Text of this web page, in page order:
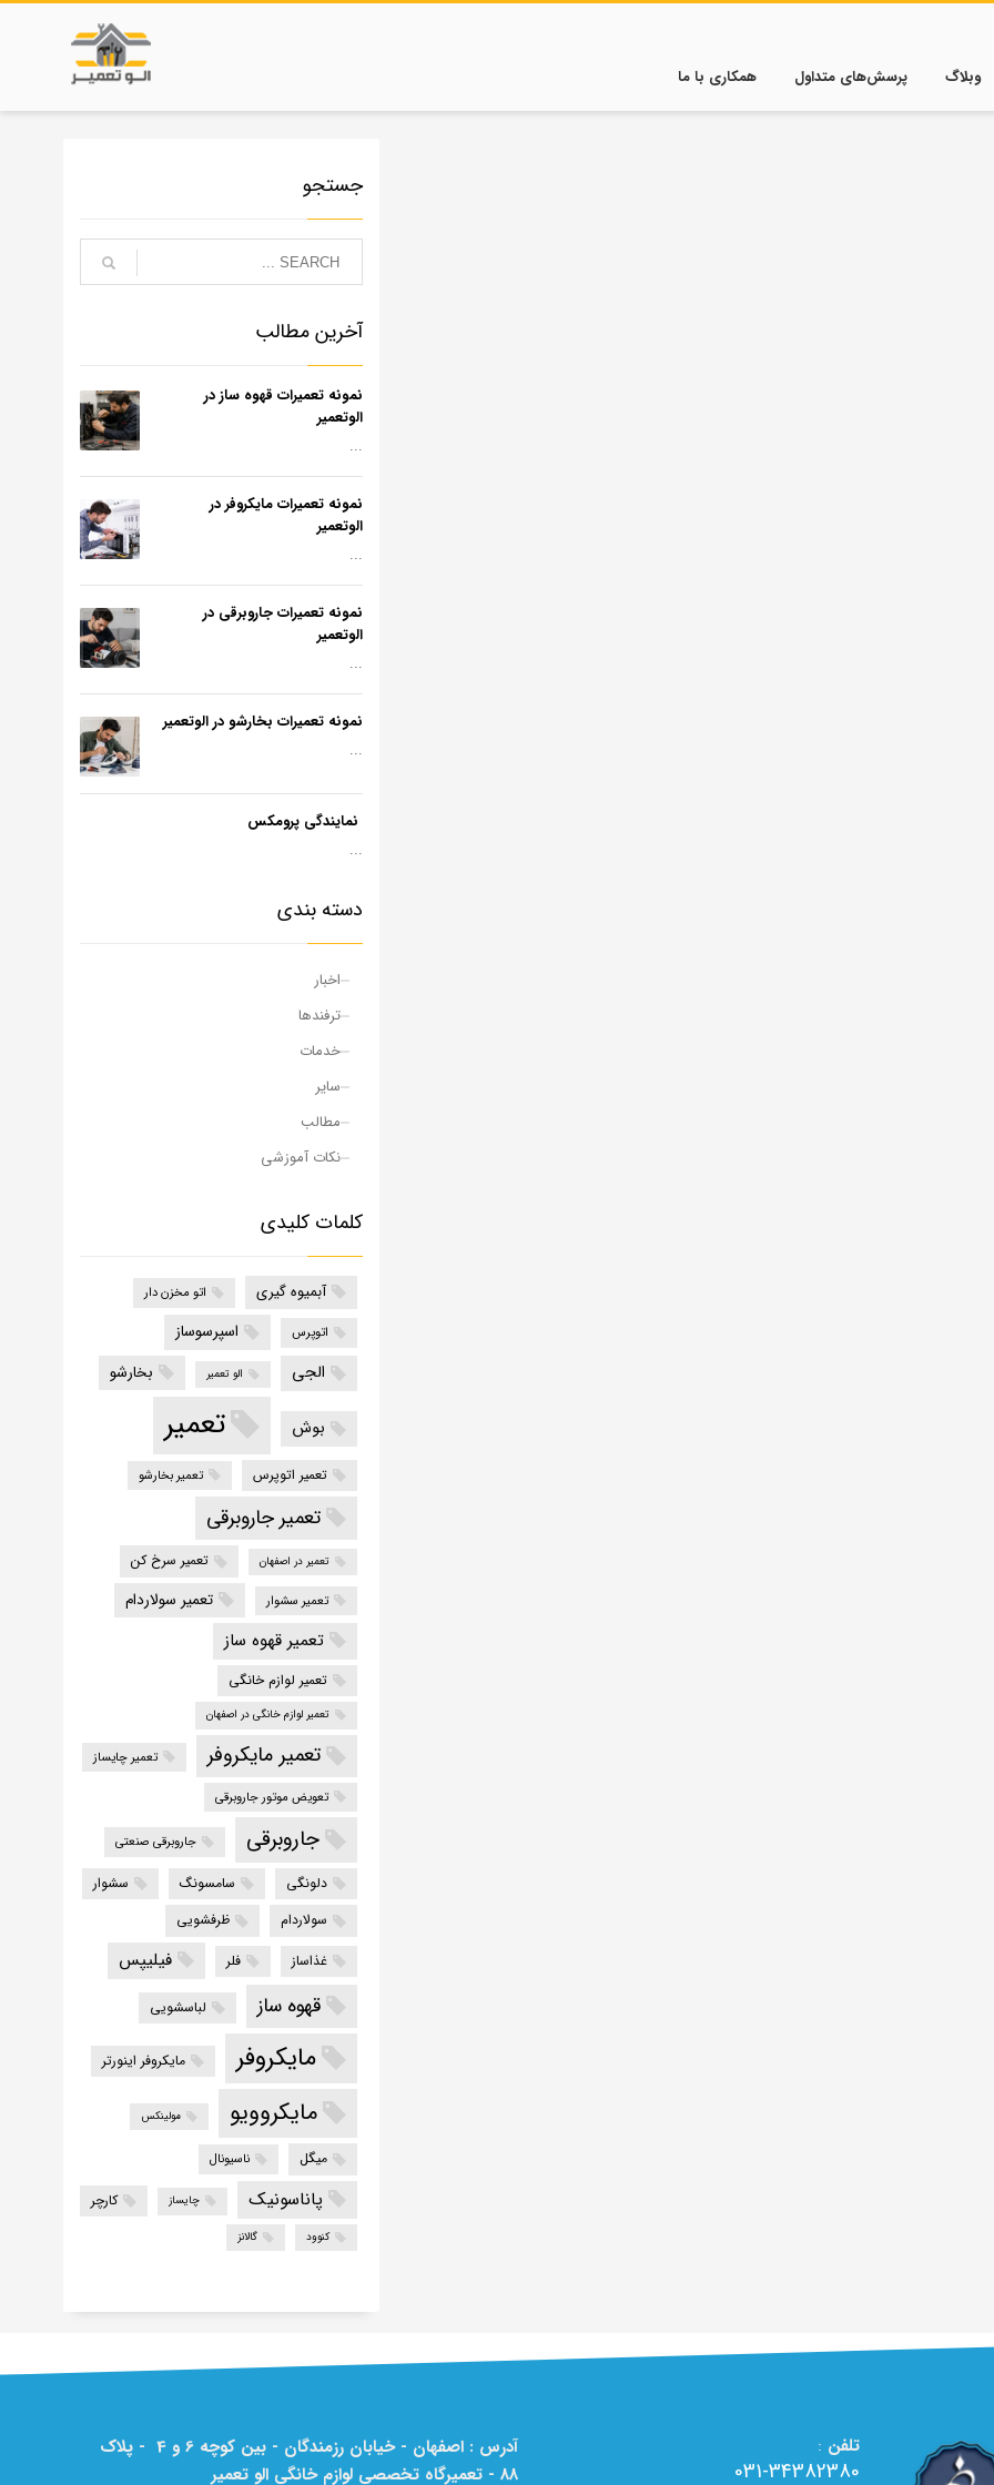
وبلاگ پرسش‌های متداول همکاری با ما
جستجو
آخرین مطالب
نمونه تعمیرات قهوه ساز در
الوتعمیر
...
نمونه تعمیرات مایکروفر در
الوتعمیر
...
نمونه تعمیرات جاروبرقی در
الوتعمیر
...
نمونه تعمیرات بخارشو در الوتعمیر
...
نمایندگی پرومکس
...
دسته بندی
اخبار
ترفندها
خدمات
سایر
مطالب
نکات آموزشی
کلمات کلیدی
آبمیوه گیری اتو مخزن دار
اتوپرس اسپرسوساز
الجی الو تعمیر بخارشو
بوش تعمیر
تعمیر اتوپرس تعمیر بخارشو
تعمیر جاروبرقی
تعمیر در اصفهان تعمیر سرخ کن
تعمیر سشوار تعمیر سولاردام
تعمیر قهوه ساز
تعمیر لوازم خانگی
تعمیر لوازم خانگی در اصفهان
تعمیر مایکروفر
تعمیر چایساز
تعویض موتور جاروبرقی
جاروبرقی جاروبرقی صنعتی
دلونگی سامسونگ
سشوار
سولاردام
ظرفشویی
غذاساز
فلر فیلیپس
قهوه ساز لباسشویی
مایکروفر مایکروفر اینورتر
مایکروویو مولینکس
میگل ناسیونال
پاناسونیک چایساز کارچر
کنوود گالانز
تلفن :
031-34382380
آدرس : اصفهان - خیابان رزمندگان - بین کوچه 6 و 4 - پلاک
88 - تعمیرگاه تخصصی لوازم خانگی الو تعمیر